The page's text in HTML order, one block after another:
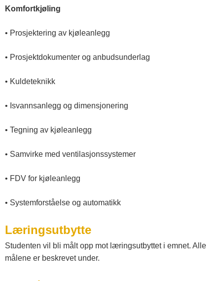
Komfortkjøling
• Prosjektering av kjøleanlegg
• Prosjektdokumenter og anbudsunderlag
• Kuldeteknikk
• Isvannsanlegg og dimensjonering
• Tegning av kjøleanlegg
• Samvirke med ventilasjonssystemer
• FDV for kjøleanlegg
• Systemforståelse og automatikk
Læringsutbytte
Studenten vil bli målt opp mot læringsutbyttet i emnet. Alle
målene er beskrevet under.